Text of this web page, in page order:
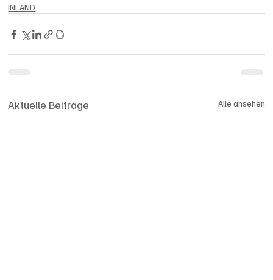
INLAND
Aktuelle Beiträge Alle ansehen